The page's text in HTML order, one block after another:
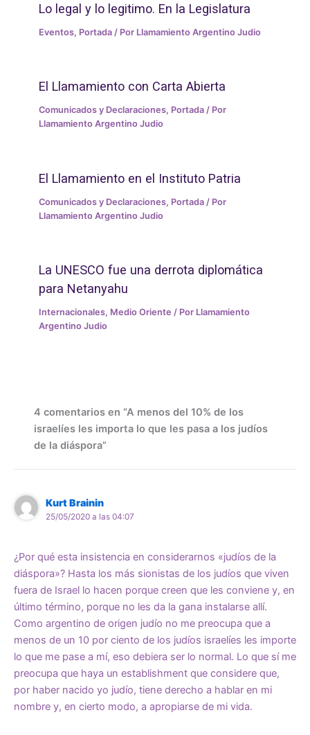
Lo legal y lo legitimo. En la Legislatura
Eventos, Portada / Por Llamamiento Argentino Judio
El Llamamiento con Carta Abierta
Comunicados y Declaraciones, Portada / Por
Llamamiento Argentino Judio
El Llamamiento en el Instituto Patria
Comunicados y Declaraciones, Portada / Por
Llamamiento Argentino Judio
La UNESCO fue una derrota diplomática
para Netanyahu
Internacionales, Medio Oriente / Por Llamamiento
Argentino Judio
4 comentarios en “A menos del 10% de los
israelíes les importa lo que les pasa a los judíos
de la diáspora”
Kurt Brainin
25/05/2020 a las 04:07
¿Por qué esta insistencia en considerarnos «judíos de la
diáspora»? Hasta los más sionistas de los judíos que viven
fuera de Israel lo hacen porque creen que les conviene y, en
último término, porque no les da la gana instalarse allí.
Como argentino de origen judío no me preocupa que a
menos de un 10 por ciento de los judíos israelíes les importe
lo que me pase a mí, eso debiera ser lo normal. Lo que sí me
preocupa que haya un establishment que considere que,
por haber nacido yo judío, tiene derecho a hablar en mi
nombre y, en cierto modo, a apropiarse de mi vida.